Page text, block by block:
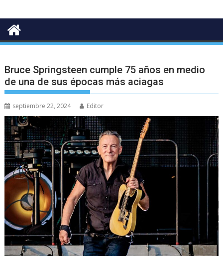
Bruce Springsteen cumple 75 años en medio
de una de sus épocas más aciagas
septiembre 22, 2024 Editor